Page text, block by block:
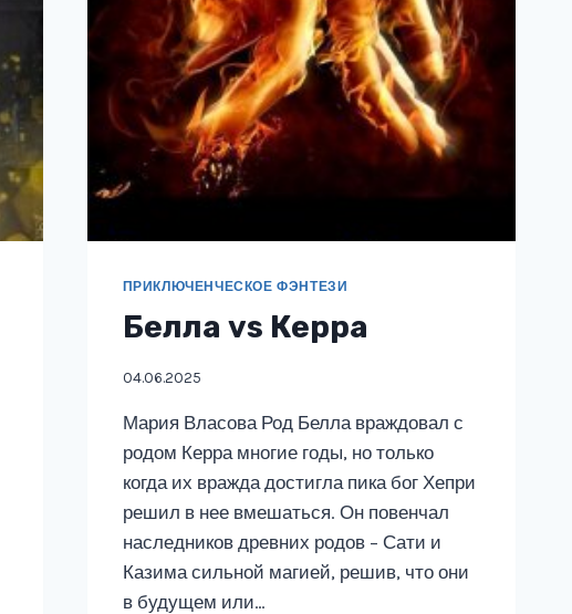
ПРИКЛЮЧЕНЧЕСКОЕ ФЭНТЕЗИ
Белла vs Керра
04.06.2025
Мария Власова Род Белла враждовал с
родом Керра многие годы, но только
когда их вражда достигла пика бог Хепри
решил в нее вмешаться. Он повенчал
наследников древних родов – Сати и
Казима сильной магией, решив, что они
в будущем или…